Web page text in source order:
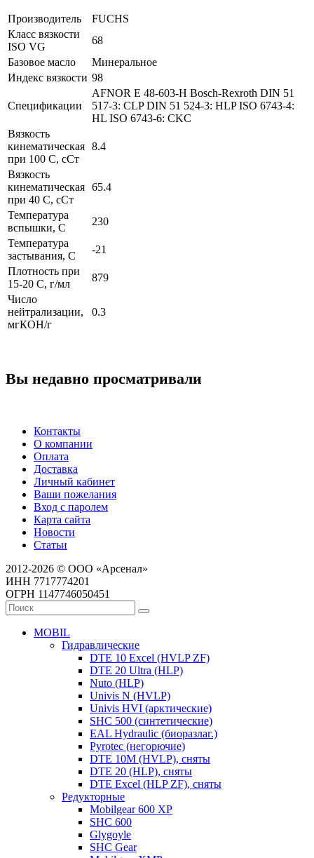
Производитель
FUCHS
Класс вязкости
ISO VG
68
Базовое масло
Минеральное
Индекс вязкости 98
Спецификации
AFNOR E 48-603-H Bosch-Rexroth DIN 51
517-3: CLP DIN 51 524-3: HLP ISO 6743-4:
HL ISO 6743-6: CKC
Вязкость
кинематическая
при 100 С, сСт
8.4
Вязкость
кинематическая
при 40 С, сСт
65.4
Температура
вспышки, С
230
Температура
застывания, С
-21
Плотность при
15-20 С, г/мл
879
Число
нейтрализации,
мгКОН/г
0.3
Вы недавно просматривали
Контакты
О компании
Оплата
Доставка
Личный кабинет
Ваши пожелания
Вход с паролем
Карта сайта
Новости
Статьи
2012-2026 © ООО «Арсенал»
ИНН 7717774201
ОГРН 1147746050451
MOBIL
Гидравлические
DTE 10 Excel (HVLP ZF)
DTE 20 Ultra (HLP)
Nuto (HLP)
Univis N (HVLP)
Univis HVI (арктические)
SHC 500 (синтетические)
EAL Hydraulic (биоразлаг.)
Pyrotec (негорючие)
DTE 10M (HVLP), сняты
DTE 20 (HLP), сняты
DTE Excel (HLP ZF), сняты
Редукторные
Mobilgear 600 XP
SHC 600
Glygoyle
SHC Gear